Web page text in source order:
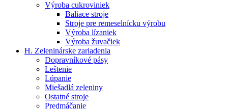
Výroba cukroviniek
Baliace stroje
Stroje pre remeselnícku výrobu
Výroba lízaniek
Výroba žuvačiek
H. Zeleninárske zariadenia
Dopravníkové pásy
Leštenie
Lúpanie
Miešadlá zeleniny
Ostatné stroje
Predmáčanie